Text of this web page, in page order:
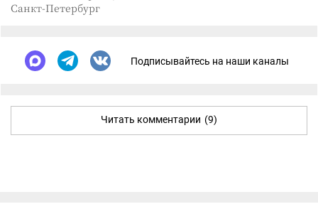
Санкт-Петербург
Подписывайтесь на наши каналы
Читать комментарии (9)